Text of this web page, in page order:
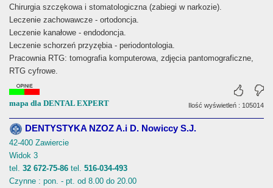
Chirurgia szczękowa i stomatologiczna (zabiegi w narkozie).
Leczenie zachowawcze - ortodoncja.
Leczenie kanałowe - endodoncja.
Leczenie schorzeń przyzębia - periodontologia.
Pracownia RTG: tomografia komputerowa, zdjęcia pantomograficzne,
RTG cyfrowe.
mapa dla DENTAL EXPERT Ilość wyświetleń : 105014
DENTYSTYKA NZOZ A.i D. Nowiccy S.J.
42-400 Zawiercie
Widok 3
tel. 32 672-75-86 tel. 516-034-493
Czynne : pon. - pt. od 8.00 do 20.00